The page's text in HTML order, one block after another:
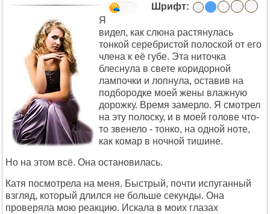
Шрифт:
Я
видел, как слюна растянулась
тонкой серебристой полоской от его
члена к её губе. Эта ниточка
блеснула в свете коридорной
лампочки и лопнула, оставив на
подбородке моей жены влажную
дорожку. Время замерло. Я смотрел
на эту полоску, и в моей голове что-
то звенело - тонко, на одной ноте,
как комар в ночной тишине.
Но на этом всё. Она остановилась.
Катя посмотрела на меня. Быстрый, почти испуганный
взгляд, который длился не больше секунды. Она
проверяла мою реакцию. Искала в моих глазах